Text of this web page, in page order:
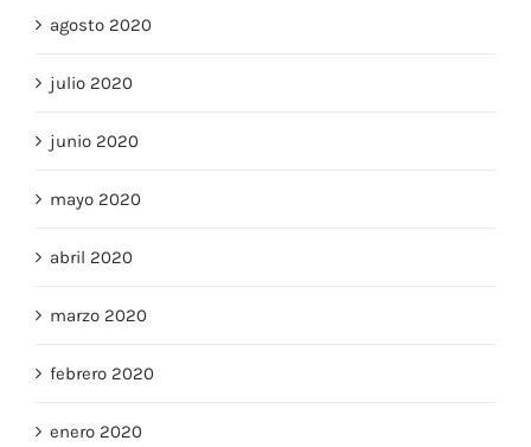
agosto 2020
julio 2020
junio 2020
mayo 2020
abril 2020
marzo 2020
febrero 2020
enero 2020